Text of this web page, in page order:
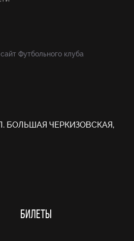
Футбольного клуба
БОЛЬШАЯ ЧЕРКИЗОВСКАЯ,
БИЛЕТЫ